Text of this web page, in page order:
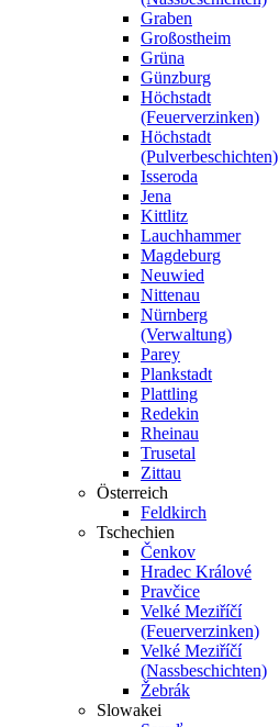
Graben
Großostheim
Grüna
Günzburg
Höchstadt
(Feuerverzinken)
Höchstadt
(Pulverbeschichten)
Isseroda
Jena
Kittlitz
Lauchhammer
Magdeburg
Neuwied
Nittenau
Nürnberg
(Verwaltung)
Parey
Plankstadt
Plattling
Redekin
Rheinau
Trusetal
Zittau
Österreich
Feldkirch
Tschechien
Čenkov
Hradec Králové
Pravčice
Velké Meziříčí
(Feuerverzinken)
Velké Meziříčí
(Nassbeschichten)
Žebrák
Slowakei